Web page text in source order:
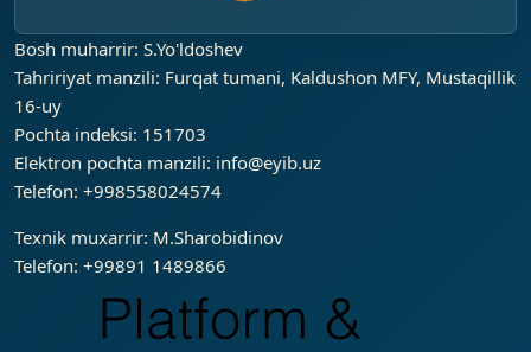
Bosh muharrir: S.Yo'ldoshev
Tahririyat manzili: Furqat tumani, Kaldushon MFY, Mustaqillik
16-uy
Pochta indeksi: 151703
Elektron pochta manzili: info@eyib.uz
Telefon: +998558024574
Texnik muxarrir: M.Sharobidinov
Telefon: +99891 1489866